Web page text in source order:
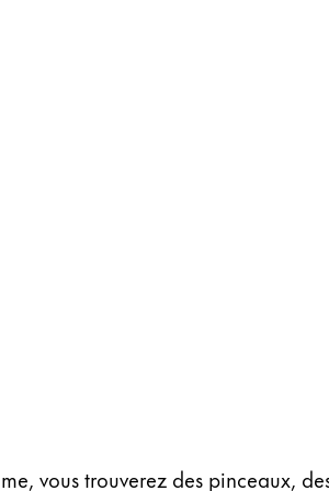
vous trouverez des pinceaux,